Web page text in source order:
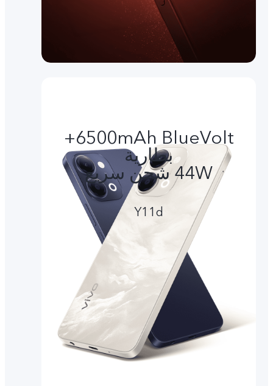
6500mAh BlueVolt+
بطارية
44W شحن سريع
Y11d